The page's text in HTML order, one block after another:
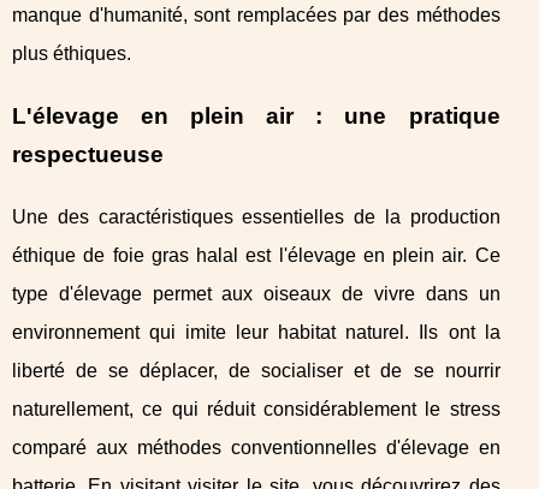
manque d'humanité, sont remplacées par des méthodes
plus éthiques.
L'élevage en plein air : une pratique
respectueuse
Une des caractéristiques essentielles de la production
éthique de foie gras halal est l'élevage en plein air. Ce
type d'élevage permet aux oiseaux de vivre dans un
environnement qui imite leur habitat naturel. Ils ont la
liberté de se déplacer, de socialiser et de se nourrir
naturellement, ce qui réduit considérablement le stress
comparé aux méthodes conventionnelles d'élevage en